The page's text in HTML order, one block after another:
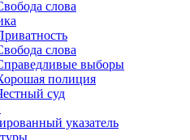
слова
слова
выборы
полиция
суд
указатель